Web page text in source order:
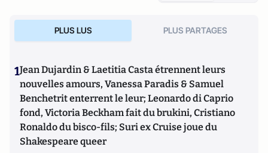
PLUS LUS PLUS PARTAGES
1Jean Dujardin & Laetitia Casta étrennent leurs
nouvelles amours, Vanessa Paradis & Samuel
Benchetrit enterrent le leur; Leonardo di Caprio
fond, Victoria Beckham fait du brukini, Cristiano
Ronaldo du bisco-fils; Suri ex Cruise joue du
Shakespeare queer